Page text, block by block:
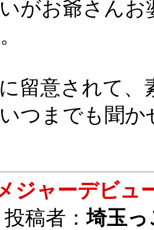
がお爺さん
留意されて、
つまでも聞
ジャーデビュ
投稿者：埼玉っ